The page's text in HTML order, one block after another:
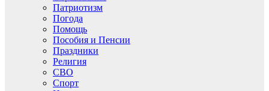
Патриотизм
Погода
Помощь
Пособия и Пенсии
Праздники
Религия
СВО
Спорт